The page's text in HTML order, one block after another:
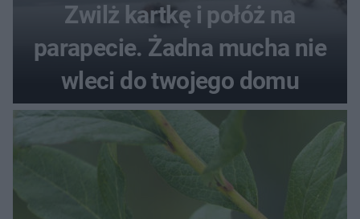
Zwilż kartkę i połóż na
parapecie. Żadna mucha nie
wleci do twojego domu